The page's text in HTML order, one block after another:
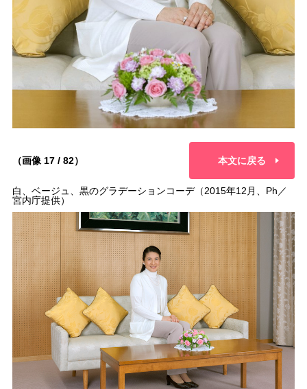
（画像 17 / 82） 本文に戻る
白、ベージュ、黒のグラデーションコーデ（2015年12月、Ph／
宮内庁提供）